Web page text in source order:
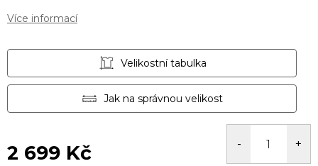
Více informací
Velikostní tabulka
Jak na správnou velikost
2 699 Kč